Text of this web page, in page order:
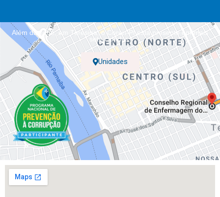
Além da sede, em Teresina, o Coren-PI está presente em mais
sete cidades.
Unidades